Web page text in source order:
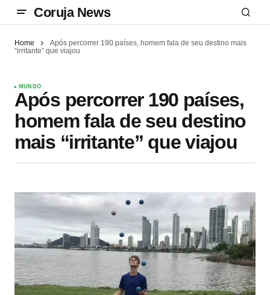
Coruja News
Home
Após percorrer 190 países, homem fala de seu destino mais
“irritante” que viajou
MUNDO
Após percorrer 190 países,
homem fala de seu destino
mais “irritante” que viajou